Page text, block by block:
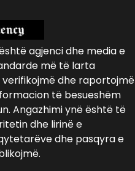
agjenci dhe media e
më të larta
verifikojmë dhe raportojmë
të besueshëm
Angazhimi ynë është të
dhe lirinë e
dhe pasqyra e